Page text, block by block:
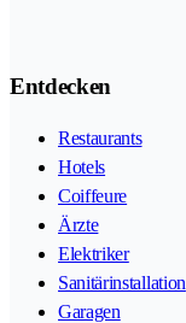
Entdecken
Restaurants
Hotels
Coiffeure
Ärzte
Elektriker
Sanitärinstallation
Garagen